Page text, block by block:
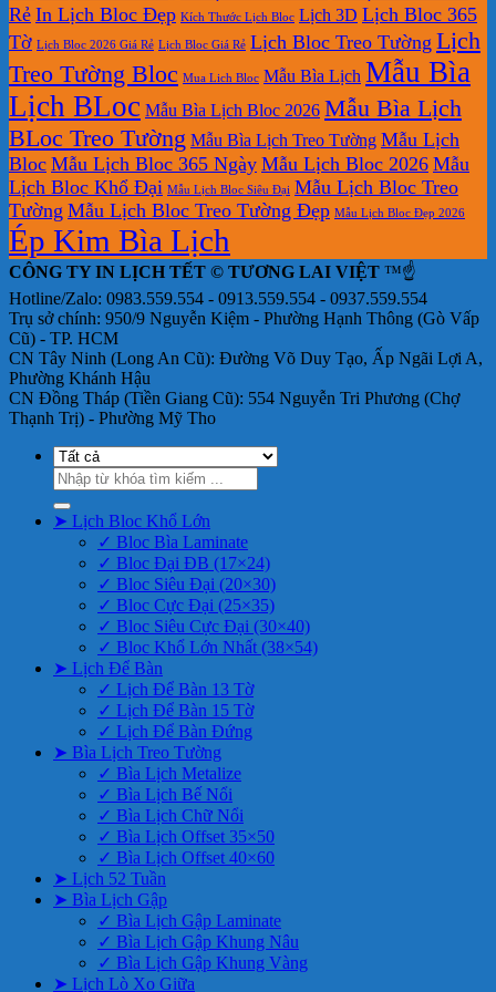
Bàn
Rẻ In Lịch Bloc Đẹp Kích Thước Lịch Bloc Lịch 3D Lịch Bloc 365
Tờ Lịch Bloc 2026 Giá Rẻ Lịch Bloc Giá Rẻ Lịch Bloc Treo Tường Lịch
Treo Tường Bloc Mua Lich Bloc Mẫu Bìa Lịch Mẫu Bìa
Lịch BLoc Mẫu Bìa Lịch Bloc 2026 Mẫu Bìa Lịch
BLoc Treo Tường Mẫu Bìa Lịch Treo Tường Mẫu Lịch
Bloc Mẫu Lịch Bloc 365 Ngày Mẫu Lịch Bloc 2026 Mẫu
Lịch Bloc Khổ Đại Mẫu Lịch Bloc Siêu Đại Mẫu Lịch Bloc Treo
Tường Mẫu Lịch Bloc Treo Tường Đẹp Mẫu Lịch Bloc Đẹp 2026
Ép Kim Bìa Lịch
CÔNG TY IN LỊCH TẾT © TƯƠNG LAI VIỆT ™☝️
Hotline/Zalo: 0983.559.554 - 0913.559.554 - 0937.559.554
Trụ sở chính: 950/9 Nguyễn Kiệm - Phường Hạnh Thông (Gò Vấp
Cũ) - TP. HCM
CN Tây Ninh (Long An Cũ): Đường Võ Duy Tạo, Ấp Ngãi Lợi A,
Phường Khánh Hậu
CN Đồng Tháp (Tiền Giang Cũ): 554 Nguyễn Tri Phương (Chợ
Thạnh Trị) - Phường Mỹ Tho
Tìm
kiếm:
➤ Lịch Bloc Khổ Lớn
✓ Bloc Bìa Laminate
✓ Bloc Đại ĐB (17×24)
✓ Bloc Siêu Đại (20×30)
✓ Bloc Cực Đại (25×35)
✓ Bloc Siêu Cực Đại (30×40)
✓ Bloc Khổ Lớn Nhất (38×54)
➤ Lịch Để Bàn
✓ Lịch Để Bàn 13 Tờ
✓ Lịch Để Bàn 15 Tờ
✓ Lịch Để Bàn Đứng
➤ Bìa Lịch Treo Tường
✓ Bìa Lịch Metalize
✓ Bìa Lịch Bế Nổi
✓ Bìa Lịch Chữ Nổi
✓ Bìa Lịch Offset 35×50
✓ Bìa Lịch Offset 40×60
➤ Lịch 52 Tuần
➤ Bìa Lịch Gập
✓ Bìa Lịch Gập Laminate
✓ Bìa Lịch Gập Khung Nâu
✓ Bìa Lịch Gập Khung Vàng
➤ Lịch Lò Xo Giữa